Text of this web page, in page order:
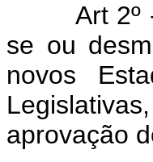
Art 2º
se ou
novos
aprovação